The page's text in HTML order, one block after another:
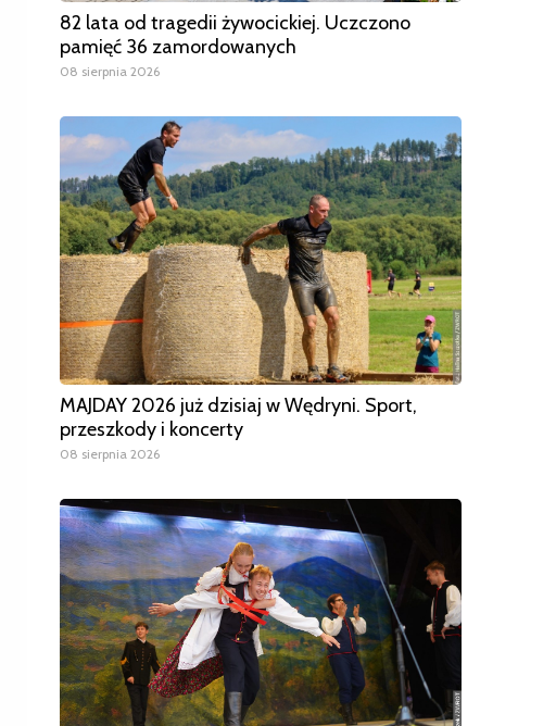
82 lata od tragedii żywocickiej. Uczczono
pamięć 36 zamordowanych
08 sierpnia 2026
MAJDAY 2026 już dzisiaj w Wędryni. Sport,
przeszkody i koncerty
08 sierpnia 2026